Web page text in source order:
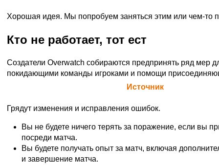
Хорошая идея. Мы попробуем заняться этим или чем-то
Кто не работает, тот ест
Создатели Overwatch собираются предпринять ряд мер
покидающими команды игроками и помощи
Источник
Грядут изменения и исправления ошибок.
Вы не будете ничего терять за поражение, если вы
посреди матча.
Вы будете получать опыт за матч, включая
и завершение матча.